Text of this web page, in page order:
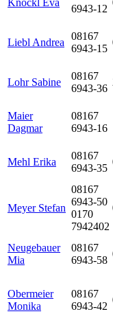
Knöckl Eva
6943-12
Liebl Andrea
08167
6943-15
Lohr Sabine
08167
6943-36
Maier
Dagmar
08167
6943-16
Mehl Erika
08167
6943-35
Meyer Stefan
08167
6943-50
0170
7942402
Neugebauer
Mia
08167
6943-58
Obermeier
Monika
08167
6943-42